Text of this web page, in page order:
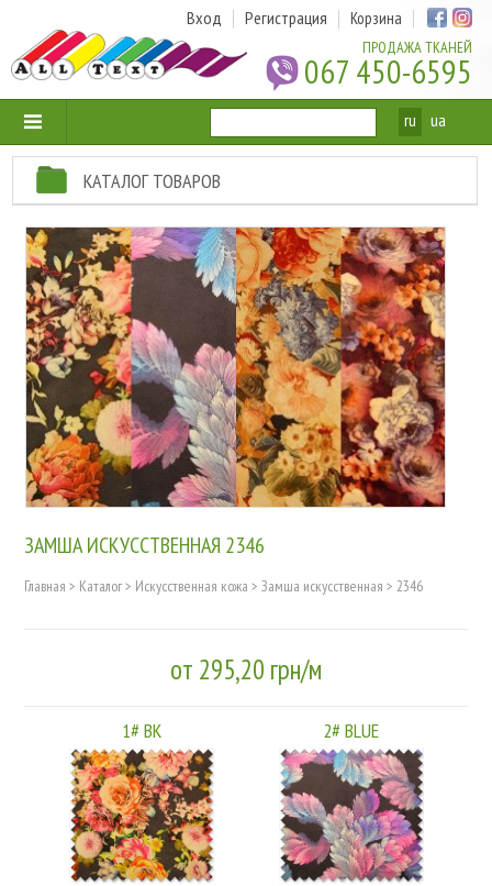
ПРОДАЖА ТКАНЕЙ
067 450-6595
Вход Регистрация Корзина
ru ua
КАТАЛОГ ТОВАРОВ
ЗАМША ИСКУССТВЕННАЯ 2346
Главная > Каталог> Искусственная кожа > Замша искусственная > 2346
от 295,20 грн/м
1# BK 2# BLUE